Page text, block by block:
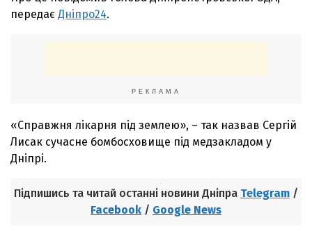
передає Дніпро24.
РЕКЛАМА
«Справжня лікарня під землею», – так назвав Сергій
Лисак сучасне бомбосховище під медзакладом у
Дніпрі.
Підпишись та читай останні новини Дніпра Telegram /
Facebook / Google News